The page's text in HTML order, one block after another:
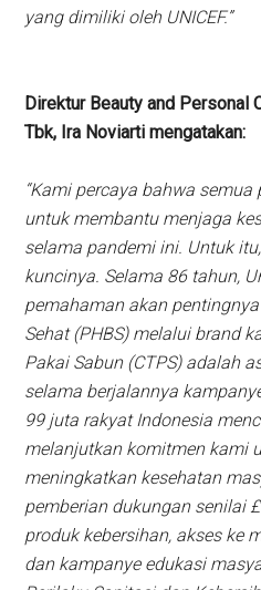
yang dimiliki oleh UNICEF.”
Direktur Beauty and Personal
Tbk, Ira Noviarti mengatakan:
“Kami percaya bahwa
untuk membantu menjaga
selama pandemi ini. Untuk
kuncinya. Selama 86 tahun,
pemahaman akan
Sehat (PHBS) melalui brand
Pakai Sabun (CTPS) adalah
selama berjalannya
99 juta rakyat Indonesia
melanjutkan komitmen kami
meningkatkan kesehatan
pemberian dukungan senilai
produk kebersihan, akses ke
dan kampanye edukasi